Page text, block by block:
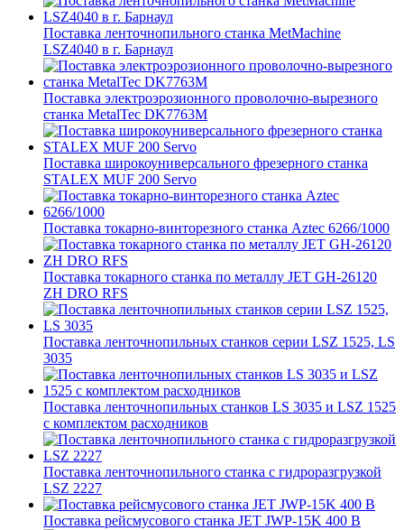
Поставка ленточнопильного станка MetMachine
LSZ4040 в г. Барнаул
Поставка электроэрозионного проволочно-вырезного
станка MetalTec DK7763M
Поставка широкоуниверсального фрезерного станка
STALEX MUF 200 Servo
Поставка токарно-винторезного станка Aztec 6266/1000
Поставка токарного станка по металлу JET GH-26120
ZH DRO RFS
Поставка ленточнопильных станков серии LSZ 1525, LS
3035
Поставка ленточнопильных станков LS 3035 и LSZ 1525
с комплектом расходников
Поставка ленточнопильного станка c гидроразгрузкой
LSZ 2227
Поставка рейсмусового станка JET JWP-15K 400 В